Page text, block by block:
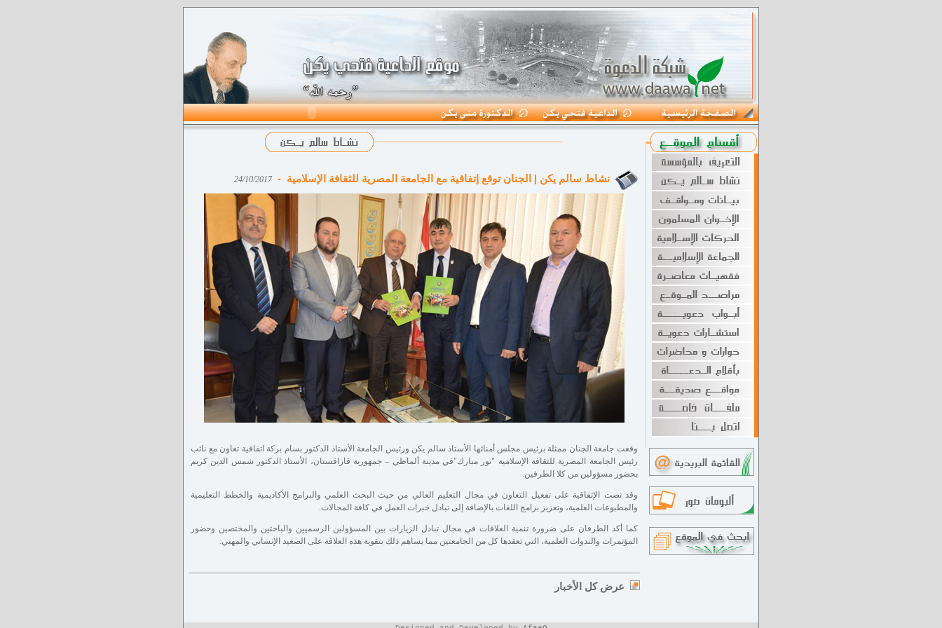
نشاط سالم يكن | الجنان توقع إتفاقية مع الجامعة المصرية للثقافة الإسلامية -24/10/2017
وقعت جامعة الجنان ممثلة برئيس مجلس أمنائها الأستاذ سالم يكن ورئيس الجامعة الأستاذ الدكتور بسام بركة اتفاقية تعاون مع نائب
رئيس الجامعة المصرية للثقافة الإسلامية "نور مبارك"في مدينة ألماطي – جمهورية قازاقستان، الأستاذ الدكتور شمس الدين كريم
بحضور مسؤولين من كلا الطرفين.
وقد نصت الإتفاقية على تفعيل التعاون في مجال التعليم العالي من حيث البحث العلمي والبرامج الأكاديمية والخطط التعليمية
والمطبوعات العلمية، وتعزيز برامج اللغات بالإضافة إلى تبادل خبرات العمل في كافة المجالات.
كما أكد الطرفان على ضرورة تنمية العلاقات في مجال تبادل الزيارات بين المسؤولين الرسميين والباحثين والمختصين وحضور
المؤتمرات والندوات العلمية، التي تعقدها كل من الجامعتين مما يساهم ذلك بتقوية هذه العلاقة على الصعيد الإنساني والمهني.
عرض كل الأخبار